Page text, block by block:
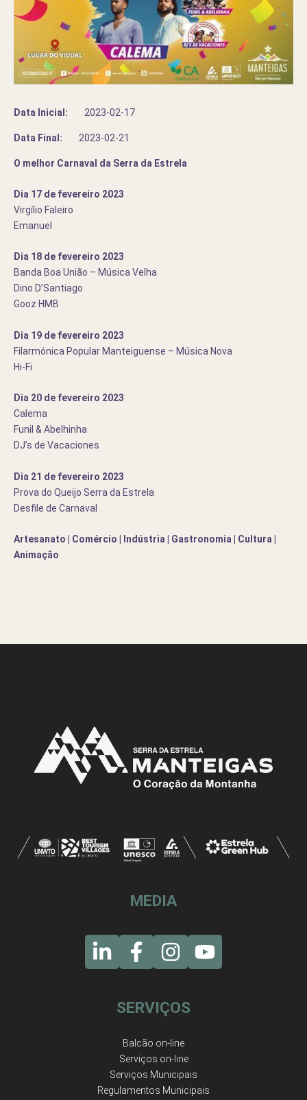
Data Inicial: 2023-02-17
Data Final: 2023-02-21
O melhor Carnaval da Serra da Estrela
Dia 17 de fevereiro 2023
Virgílio Faleiro
Emanuel
Dia 18 de fevereiro 2023
Banda Boa União – Música Velha
Dino D’Santiago
Gooz HMB
Dia 19 de fevereiro 2023
Filarmónica Popular Manteiguense – Música Nova
Hi-Fi
Dia 20 de fevereiro 2023
Calema
Funil & Abelhinha
DJ’s de Vacaciones
Dia 21 de fevereiro 2023
Prova do Queijo Serra da Estrela
Desfile de Carnaval
Artesanato | Comércio | Indústria | Gastronomia | Cultura |
Animação
MEDIA
SERVIÇOS
Balcão on-line
Serviços on-line
Serviços Municipais
Regulamentos Municipais